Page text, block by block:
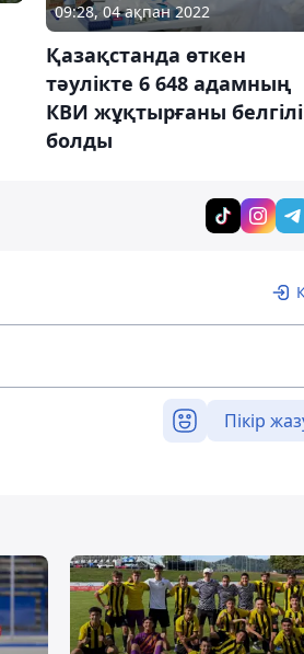
09:28, 04 ақпан 2022
Қазақстанда өткен
тәулікте 6 648 адамның
КВИ жұқтырғаны белгілі
болды
Пікір